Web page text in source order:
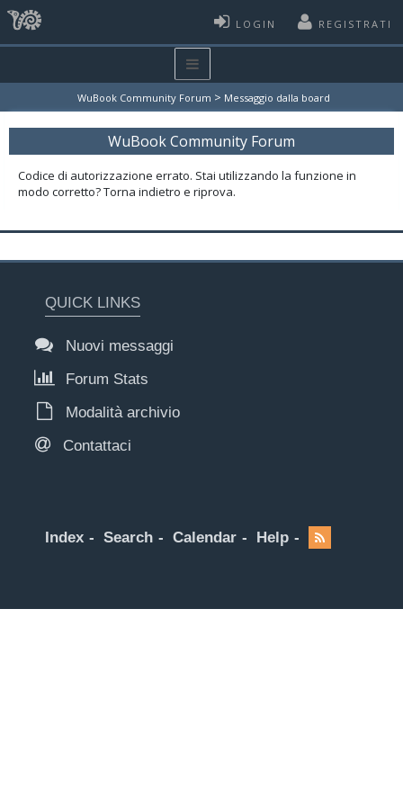
LOGIN REGISTRATI
WuBook Community Forum > Messaggio dalla board
WuBook Community Forum
Codice di autorizzazione errato. Stai utilizzando la funzione in
modo corretto? Torna indietro e riprova.
QUICK LINKS
Nuovi messaggi
Forum Stats
Modalità archivio
Contattaci
Index Search Calendar Help